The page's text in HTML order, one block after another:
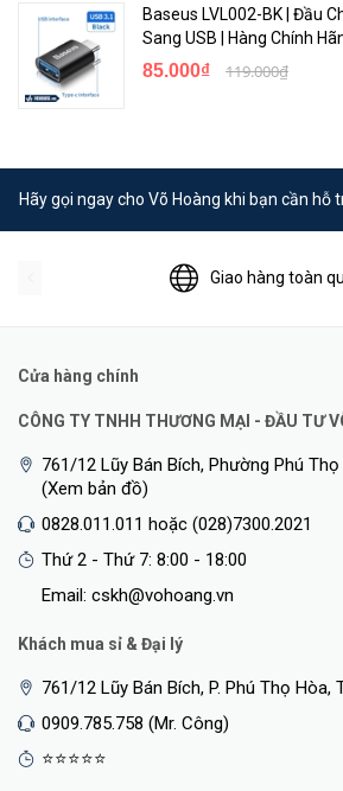
Baseus LVL002-BK | Đầu
Sang USB | Hàng Chính
85.000₫ 119.000₫
Hãy gọi ngay cho Võ Hoàng khi bạn cần hỗ
Giao hàng toàn
Cửa hàng chính
CÔNG TY TNHH THƯƠNG MẠI - ĐẦU TƯ
761/12 Lũy Bán Bích, Phường Phú Thọ
(Xem bản đồ)
0828.011.011 hoặc (028)7300.2021
Thứ 2 - Thứ 7: 8:00 - 18:00
Email: cskh@vohoang.vn
Khách mua sỉ & Đại lý
761/12 Lũy Bán Bích, P. Phú Thọ Hòa,
0909.785.758 (Mr. Công)
⭐⭐⭐⭐⭐